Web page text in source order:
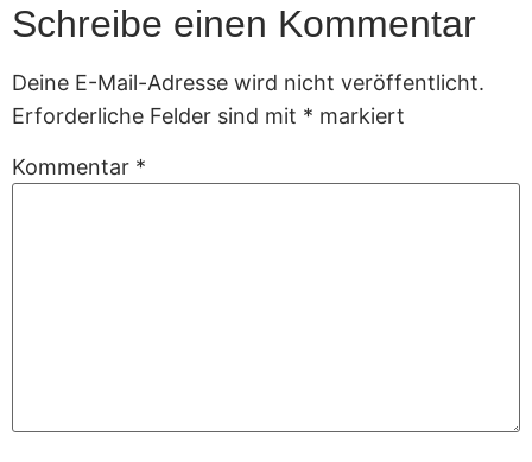
Schreibe einen Kommentar
Deine E-Mail-Adresse wird nicht veröffentlicht.
Erforderliche Felder sind mit * markiert
Kommentar *